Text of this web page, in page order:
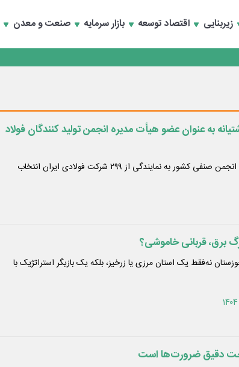
زیربنایی اقتصاد توسعه بازار سرمایه صنعت و معدن
تجارت و همگرایی منطقه‌ای
به عنوان عضو هیأت مدیره انجمن تولید کنندگان فولاد
​اعضای هیأت مدیره بزرگترین انجمن صنفی کشور به نمایندگی از ۲۹۹ شرکت فولادی ایران انتخاب
برق، قربانی خاموشی؟
نه‌فقط یک استان مرزی یا زرخیز، بلکه یک بازیگر استراتژیک با
دقیق ضرورت‌ها است